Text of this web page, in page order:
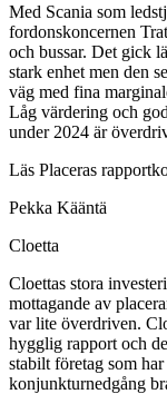
Med Scania som
fordonskoncernen
och bussar. Det gick
stark enhet men den
väg med fina
Låg värdering och
under 2024 är
Läs Placeras
Pekka Kääntä
Cloetta
Cloettas stora
mottagande av
var lite överdriven.
hygglig rapport och
stabilt företag som
konjunkturnedgång